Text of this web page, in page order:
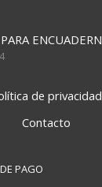
de privacidad
Contacto
PAGO